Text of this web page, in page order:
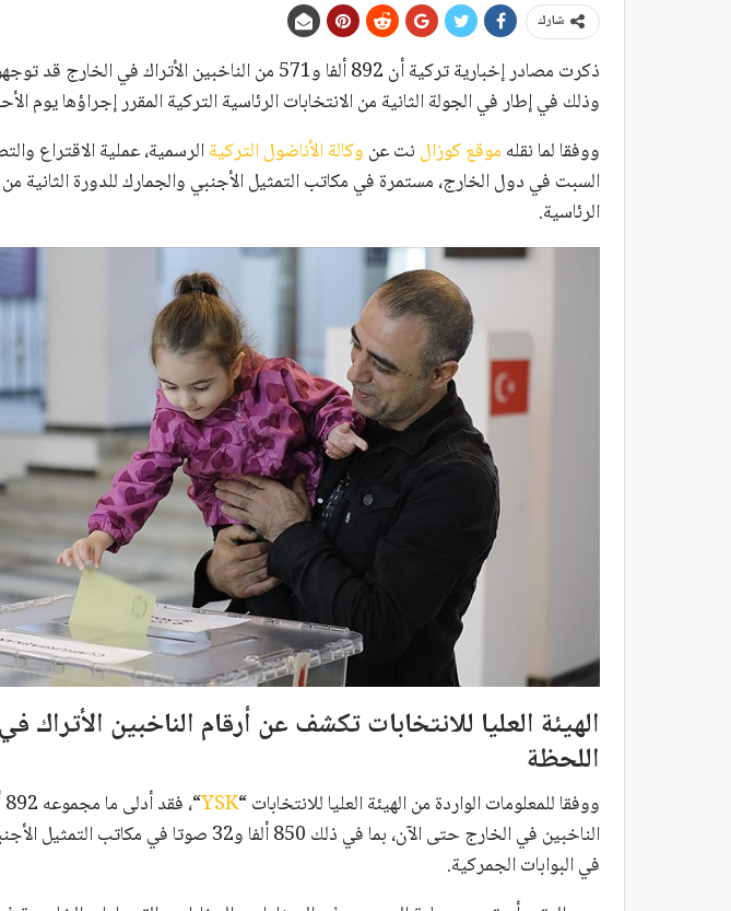
شارك
ذكرت مصادر إخبارية تركية أن 892 ألفا و571 من الناخبين الأتراك
وذلك في إطار في الجولة الثانية من الانتخابات الرئاسية التركية المقرر إجراؤها يوم الأحد 28 مايو/أيار
ووفقا لما نقله موقع كوزال نت عن وكالة الأناضول التركيةالرسمية، عملية الاقتراع
السبت في دول الخارج، مستمرة في مكاتب التمثيل الأجنبي والجمارك للدورة الثانية
الرئاسية.
الهيئة العليا للانتخابات تكشف عن أرقام الناخبين
اللحظة
ووفقا للمعلومات الواردة من الهيئة العليا للانتخابات “YSK
في البوابات الجمركية.